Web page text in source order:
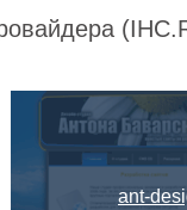
ant-